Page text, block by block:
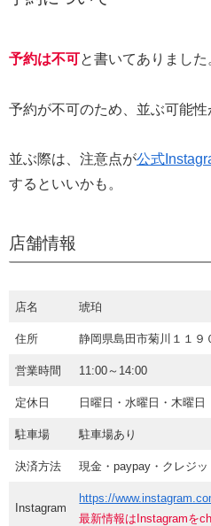
予約は不可と書いてありました
予約が不可のため、並ぶ可能性
並ぶ際は、注意点が公式
するといいかも。
店舗情報
店名 琥珀
住所 静岡県島田市菊川１１９
営業時間 11:00～14:00
定休日 日曜日・水曜日・木曜日
駐車場 駐車場あり
決済方法 現金・paypay・クレジ
Instagram
https://
最新情報はInstagramを